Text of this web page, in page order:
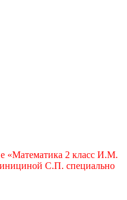
«Математика 2 класс И.М.
С.П. специально